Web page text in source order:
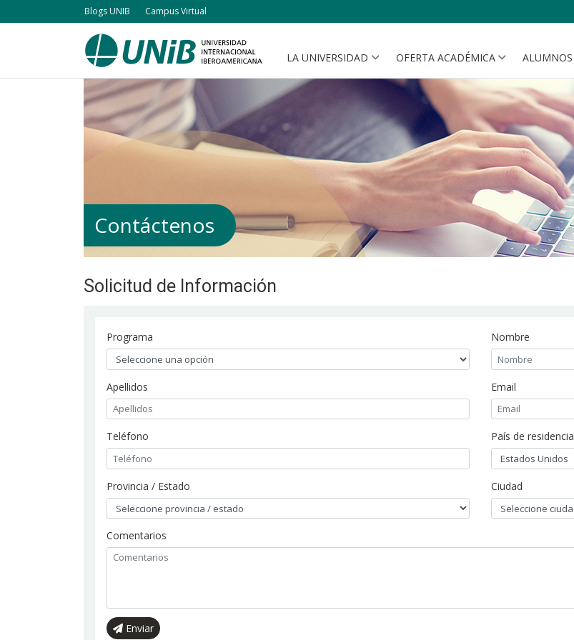
al
Blogs UNIB Campus Virtual
Navegación
principal
LA UNIVERSIDAD OFERTA ACADÉMICA ALUMNOS
Contáctenos
Solicitud de Información
Programa Nombre
Apellidos Email
Teléfono País de residencia
Provincia / Estado Ciudad
Comentarios
Enviar